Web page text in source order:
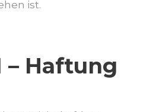
ist.
– Haftung